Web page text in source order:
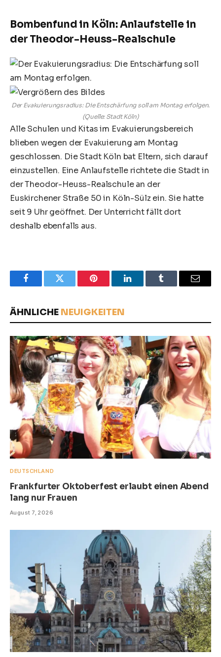
Bombenfund in Köln: Anlaufstelle in
der Theodor-Heuss-Realschule
Der Evakuierungsradius: Die Entschärfung soll am Montag erfolgen.
(Quelle: Stadt Köln)
Alle Schulen und Kitas im Evakuierungsbereich
blieben wegen der Evakuierung am Montag
geschlossen. Die Stadt Köln bat Eltern, sich darauf
einzustellen. Eine Anlaufstelle richtete die Stadt in
der Theodor-Heuss-Realschule an der
Euskirchener Straße 50 in Köln-Sülz ein. Sie hatte
seit 9 Uhr geöffnet. Der Unterricht fällt dort
deshalb ebenfalls aus.
FacebookTwitter Pinterest LinkedInTumblr Email
ÄHNLICHE NEUIGKEITEN
DEUTSCHLAND
Frankfurter Oktoberfest erlaubt einen Abend
lang nur Frauen
August 7, 2026